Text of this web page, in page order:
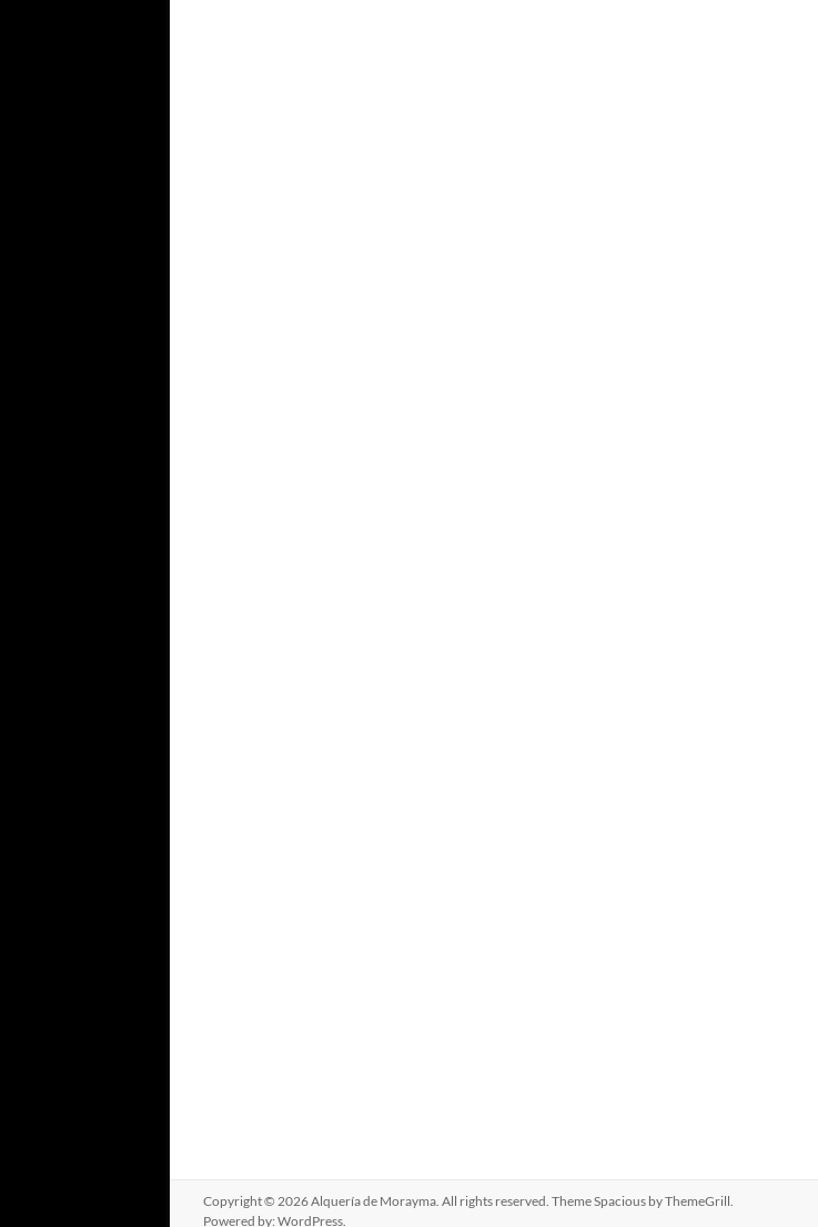
Copyright © 2026Alquería de Morayma. All rights reserved. ThemeSpacious by ThemeGrill.
Powered by: WordPress.